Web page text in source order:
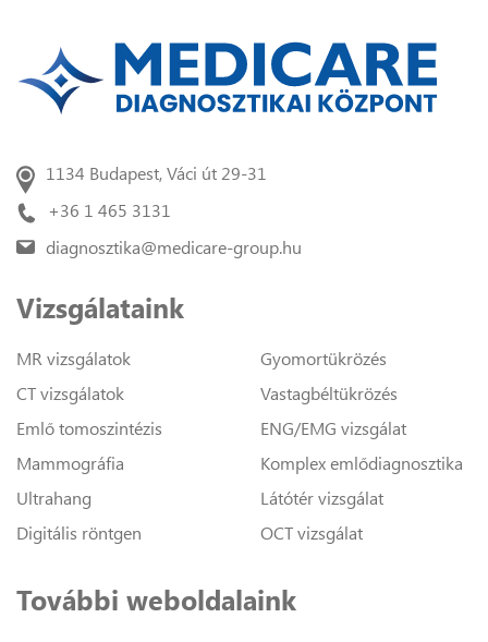
1134 Budapest, Váci út 29-31
+36 1 465 3131
diagnosztika@medicare-group.hu
Vizsgálataink
MR vizsgálatok
CT vizsgálatok
Emlő tomoszintézis
Mammográfia
Ultrahang
Digitális röntgen
Gyomortükrözés
Vastagbéltükrözés
ENG/EMG vizsgálat
Komplex emlődiagnosztika
Látótér vizsgálat
OCT vizsgálat
További weboldalaink